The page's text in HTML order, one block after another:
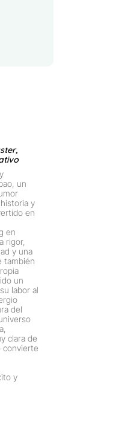
un
y
en
en
rigor,
y una
también
un
labor al
del
clara de
convierte
y